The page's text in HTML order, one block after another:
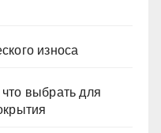
износа
выбрать для